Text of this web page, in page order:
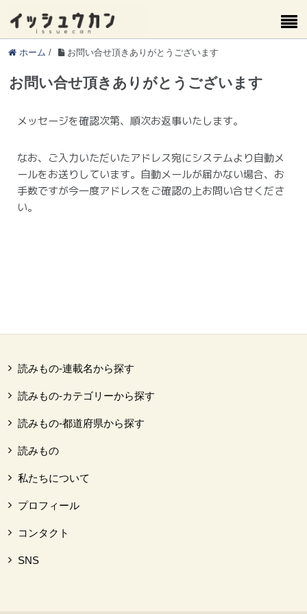
ホーム / お問い合せ頂きありがとうございます
お問い合せ頂きありがとうございます
メッセージを確認次第、順次お返事いたします。
なお、ご入力いただいたアドレス宛にシステムより自動メ
ールをお送りしています。 自動メールが届かない場合、お
手数ですが今一度アドレスをご確認の上お問い合せくださ
い。
読みもの-連載名から探す
読みもの-カテゴリーから探す
読みもの-都道府県から探す
読みもの
私たちについて
プロフィール
コンタクト
SNS